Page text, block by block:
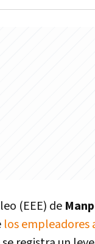
(EEE) de
los empleadores